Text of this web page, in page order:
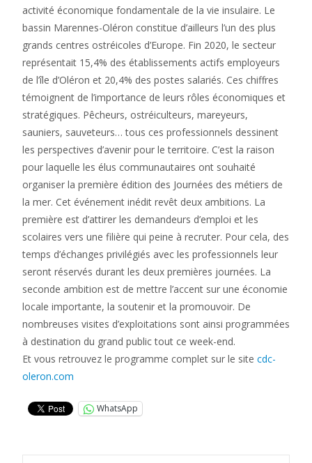
activité économique fondamentale de la vie insulaire. Le
bassin Marennes-Oléron constitue d’ailleurs l’un des plus
grands centres ostréicoles d’Europe. Fin 2020, le secteur
représentait 15,4% des établissements actifs employeurs
de l’île d’Oléron et 20,4% des postes salariés. Ces chiffres
témoignent de l’importance de leurs rôles économiques et
stratégiques. Pêcheurs, ostréiculteurs, mareyeurs,
sauniers, sauveteurs… tous ces professionnels dessinent
les perspectives d’avenir pour le territoire. C’est la raison
pour laquelle les élus communautaires ont souhaité
organiser la première édition des Journées des métiers de
la mer. Cet événement inédit revêt deux ambitions. La
première est d’attirer les demandeurs d’emploi et les
scolaires vers une filière qui peine à recruter. Pour cela, des
temps d’échanges privilégiés avec les professionnels leur
seront réservés durant les deux premières journées. La
seconde ambition est de mettre l’accent sur une économie
locale importante, la soutenir et la promouvoir. De
nombreuses visites d’exploitations sont ainsi programmées
à destination du grand public tout ce week-end.
Et vous retrouvez le programme complet sur le site cdc-
oleron.com
WhatsApp